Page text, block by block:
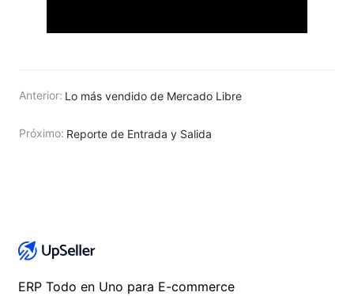
Anterior: Lo más vendido de Mercado Libre
Próximo: Reporte de Entrada y Salida
ERP Todo en Uno para E-commerce